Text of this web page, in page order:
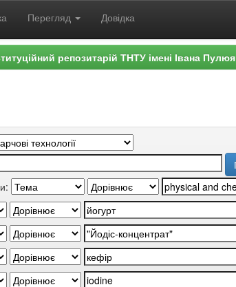
Перегляд Довідка
репозитарій ТНТУ імені Івана Пулюя